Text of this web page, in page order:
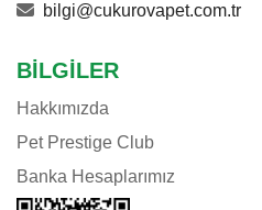
bilgi@cukurovapet.com.tr
BILGILER
Hakkımızda
Pet Prestige Club
Banka Hesaplarımız